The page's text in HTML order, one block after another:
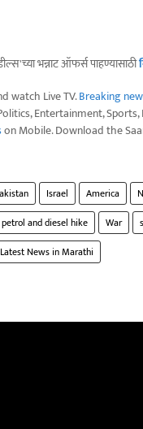
भन्नाट ऑफर्स पाहण्यासाठी
watch Live TV.Breaking
Entertainment, Sports,
on Mobile. Download the
Israel America
petrol and diesel hike War
Latest News in Marathi